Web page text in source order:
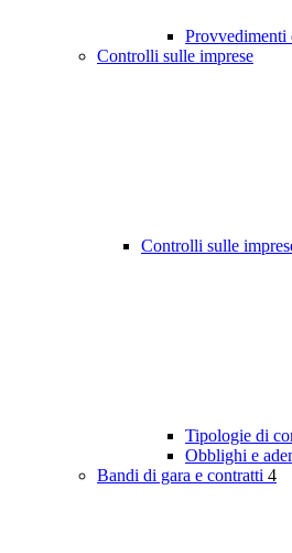
Provvedimenti
Controlli sulle imprese
Controlli sulle
Tipologie di
Obblighi e
Bandi di gara e contratti 4